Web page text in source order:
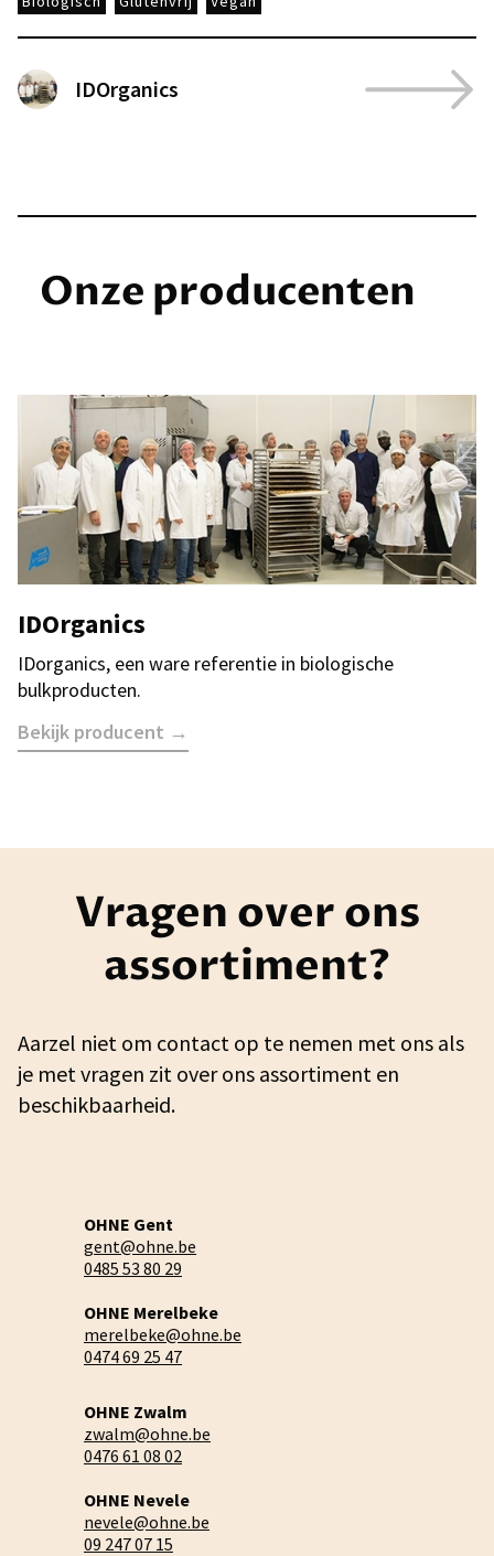
IDOrganics
Onze producenten
IDOrganics
IDorganics, een ware referentie in biologische
bulkproducten.
Bekijk producent →
Vragen over ons
assortiment?
Aarzel niet om contact op te nemen met ons als
je met vragen zit over ons assortiment en
beschikbaarheid.
OHNE Gent
gent@ohne.be
0485 53 80 29
OHNE Merelbeke
merelbeke@ohne.be
0474 69 25 47
OHNE Zwalm
zwalm@ohne.be
0476 61 08 02
OHNE Nevele
nevele@ohne.be
09 247 07 15